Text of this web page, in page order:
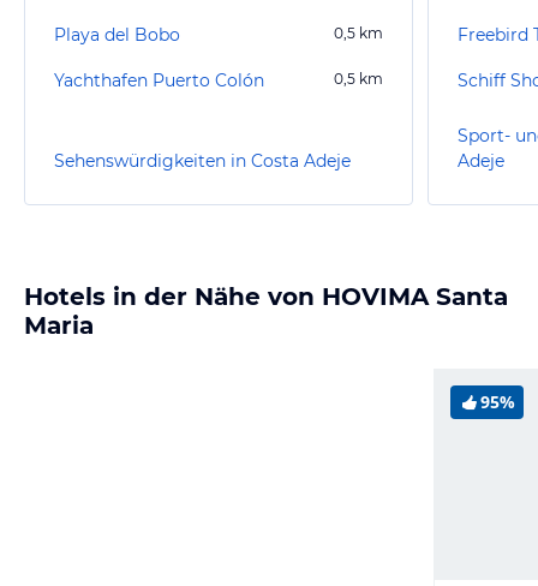
Playa del Bobo 0,5 km
Yachthafen Puerto Colón 0,5 km
Sehenswürdigkeiten in Costa Adeje
Freebird
Sport-
Adeje
Hotels in der Nähe von HOVIMA Santa
Maria
95%